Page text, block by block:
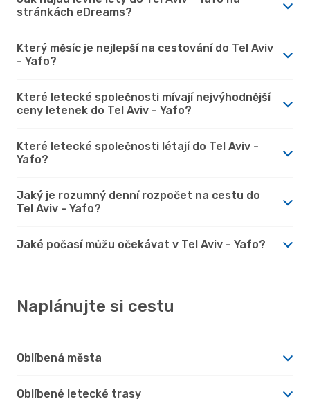
stránkách eDreams?
Který měsíc je nejlepší na cestování do Tel Aviv
- Yafo?
Které letecké společnosti mívají nejvýhodnější
ceny letenek do Tel Aviv - Yafo?
Které letecké společnosti létají do Tel Aviv -
Yafo?
Jaký je rozumný denní rozpočet na cestu do
Tel Aviv - Yafo?
Jaké počasí můžu očekávat v Tel Aviv - Yafo?
Naplánujte si cestu
Oblíbená města
Oblíbené letecké trasy